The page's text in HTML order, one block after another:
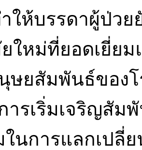
ให้บรรดาผู้ป่วย
ใหม่ที่ยอดเยี่ยม
ษยสัมพันธ์ของโ
ารเริ่มเจริญสั
ในการแลกเป